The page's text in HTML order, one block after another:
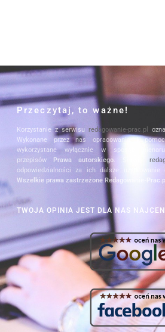
Przeczytaj, to ważne!
Korzystanie z serwisu redagowanie-prac.pl
Wykonane przez nas opracowania i
wykorzystane wyłącznie w sposób
przepisów
Prawa autorskiego. Serwis
odpowiedzialności za ich dalsze użytkowanie
Wszelkie prawa zastrzeżone Redagowanie-Prac.pl
TWOJA OPINIA JEST DLA NAS